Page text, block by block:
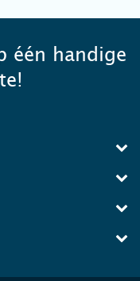
één handige